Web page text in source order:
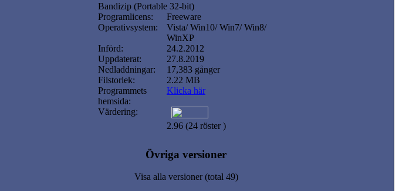
Bandizip (Portable 32-bit)
Programlicens:
Freeware
Operativsystem:
Vista/ Win10/ Win7/ Win8/
WinXP
Införd:
24.2.2012
Uppdaterat:
27.8.2019
Nedladdningar:
17,383 gånger
Filstorlek:
2.22 MB
Programmets
hemsida:
Klicka här
Värdering:
2.96 (24 röster )
Övriga versioner
Visa alla versioner (total 49)